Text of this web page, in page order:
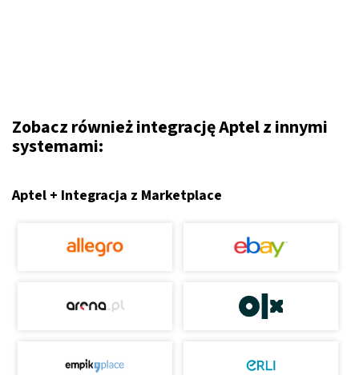
Zobacz również integrację Aptel z innymi
systemami:
Aptel + Integracja z Marketplace